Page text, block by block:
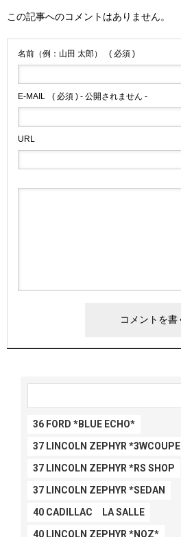
この記事へのコメントはありません。
名前（例：山田 太郎） ( 必須 )
E-MAIL ( 必須 ) - 公開されません -
URL
36 FORD *BLUE ECHO*
37 LINCOLN ZEPHYR *3WCOUPE
37 LINCOLN ZEPHYR *RS SHOP
37 LINCOLN ZEPHYR *SEDAN
40 CADILLAC LA SALLE
40 LINCOLN ZEPHYR *NOZ*